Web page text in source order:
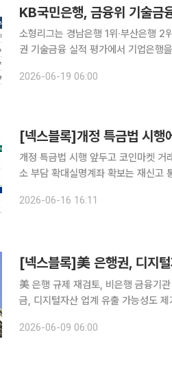
KB국민은행, 금융위 기술
소형리그는 경남은행 1위·부산은행 2위기술
권 기술금융 실적 평가에서 기업은행을 제치고 대
금융의 안정적 공급·관리를 위해 반
2026-06-19 06:00
개정 특금법 시행 앞두고 코인마켓
소 부담 확대실명계좌 확보는 재신고 통과 이후에
금융정보법이 8월 20일부터 시행될
2026-06-16 16:11
[넥스블록]美 은행권, 디지
美 은행 규제 재검토, 비은행 금융기
금, 디지털자산 업계 유출 가능성도 제기 미국 은행 규제당국이 은행 규제를 완화할 전망이
털 시장구조 법안인 클래리티법안이
2026-06-09 06:00